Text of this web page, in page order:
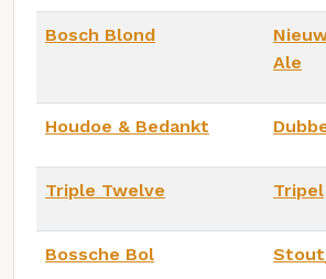
Bosch Blond
Ale
Houdoe & Bedankt
Triple Twelve Tripel
Bossche Bol Stout_